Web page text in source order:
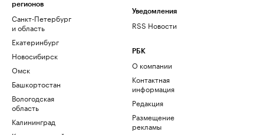
регионов
Санкт-Петербург
и область
Екатеринбург
Новосибирск
Омск
Башкортостан
Вологодская
область
Калининград
Уведомления
RSS Новости
РБК
О компании
Контактная
информация
Редакция
Размещение
рекламы